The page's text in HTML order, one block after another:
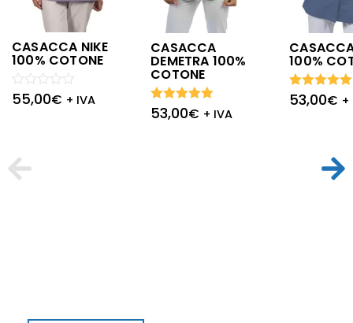
CASACCA NIKE
100% COTONE
55,00€ + IVA
Valutato
0
CASACCA
DEMETRA 100%
COTONE
53,00€ + IVA
Valutato
5.00 su 5
100%
53,00€ +
Valutato
5.00 su 5